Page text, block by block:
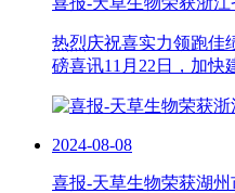
热烈庆祝喜实力领跑佳
磅喜讯11月22日，加快
2024-08-08
喜报-天草生物荣获湖